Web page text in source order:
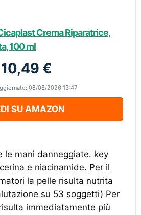
Crema Riparatrice,
100 ml
10,49 €
08/08/2026 13:47
SU AMAZON
le mani danneggiate. key
e niacinamide. Per il
la pelle risulta nutrita
su 53 soggetti) Per
immediatamente più